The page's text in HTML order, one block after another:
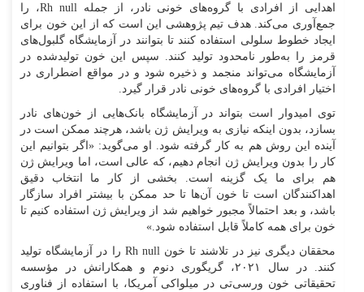
اهدایی از افرادی با گروه‌های خونی نادر، از جمله Rh null، را
جمع‌آوری می‌کند. هدف تیم پژوهشی این است که از این خون برای
ایجاد خطوط سلولی استفاده کنند تا بتوانند در آزمایشگاه گلبول‌های
قرمز را به‌طور نامحدود تولید کنند. سپس این خون تولیدشده در
آزمایشگاه می‌تواند منجمد و ذخیره شود و در مواقع اضطراری در
اختیار افرادی با گروه‌های خونی نادر قرار گیرد.
توی امیدوار است بتواند در آزمایشگاه بانک‌هایی از خون‌های نادر
بسازد، بدون اینکه نیازی به ویرایش ژن باشد، هرچند ممکن است در
آینده این روش هم به کار گرفته شود. او می‌گوید: «اگر بتوانیم این
کار را بدون ویرایش ژن انجام دهیم، که عالی است، اما ویرایش ژن
هم برای ما یک گزینه است. بخشی از کار ما انتخاب دقیق
اهداکنندگان است تا خون آن‌ها تا حد ممکن با بیشتر افراد سازگار
باشد، و بعد احتمالاً مجبور خواهیم شد از ویرایش ژن استفاده کنیم تا
خون برای همه کاملاً قابل استفاده شود.»
محققان دیگری نیز در تلاشند تا خون Rh null را در آزمایشگاه تولید
کنند. در سال ۲۰۲۱، گریگوری دنوم و همکارانش در مؤسسه
تحقیقاتی خون ورسی‌تی در میلواکی آمریکا، با استفاده از فناوری